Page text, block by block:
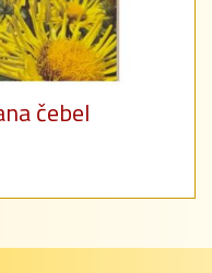
čebel